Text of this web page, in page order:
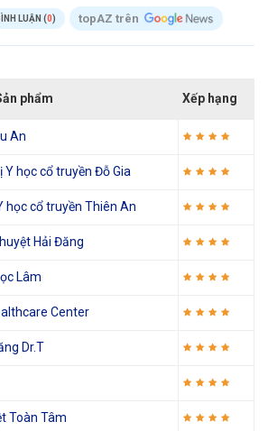
LUẬN (0) topAZ trên
phẩm Xếp hạng
An
Y học cổ truyền Đỗ Gia
học cổ truyền Thiên An
Hải Đăng
Lâm
Center
Dr.T
Toàn Tâm